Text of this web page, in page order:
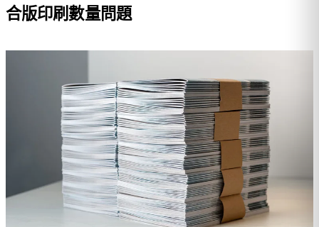
合版印刷數量問題